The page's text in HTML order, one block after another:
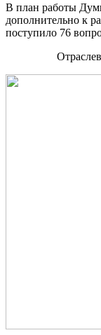
В план работы
дополнительно к
поступило 76